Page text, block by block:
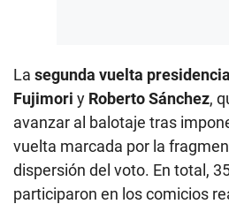
La segunda vuelta
Fujimori y Roberto Sánchez,
avanzar al balotaje tras
vuelta marcada por la
dispersión del voto. En total,
participaron en los comicios